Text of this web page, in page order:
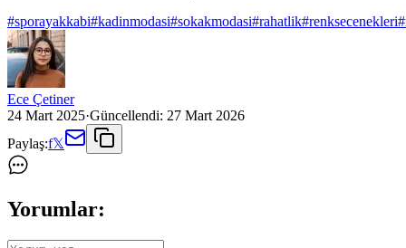
#sporayakkabi#kadinmodasi#sokakmodasi#rahatlik#renksecenekleri#
Ece Çetiner
24 Mart 2025·Güncellendi: 27 Mart 2026
Paylaş:f𝕏
Yorumlar: